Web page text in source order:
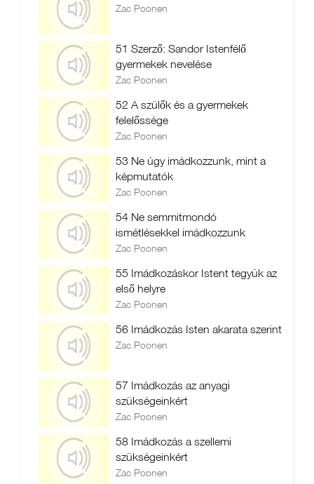
Zac Poonen
51 Szerző: Sandor Istenfélő
gyermekek nevelése
Zac Poonen
52 A szülők és a gyermekek
felelőssége
Zac Poonen
53 Ne úgy imádkozzunk, mint a
képmutatók
Zac Poonen
54 Ne semmitmondó
ismétlésekkel imádkozzunk
Zac Poonen
55 Imádkozáskor Istent tegyük az
első helyre
Zac Poonen
56 Imádkozás Isten akarata szerint
Zac Poonen
57 Imádkozás az anyagi
szükségeinkért
Zac Poonen
58 Imádkozás a szellemi
szükségeinkért
Zac Poonen